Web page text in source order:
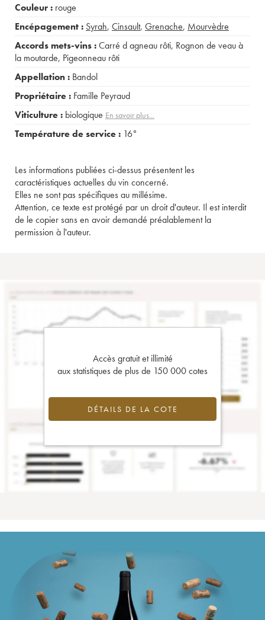
Couleur : rouge
Encépagement : Syrah, Cinsault, Grenache, Mourvèdre
Accords mets-vins :Carré d agneau rôti, Rognon de veau à
la moutarde, Pigeonneau rôti
Appellation : Bandol
Propriétaire : Famille Peyraud
Viticulture : biologique En savoir plus...
Température de service : 16°
Les informations publiées ci-dessus présentent les
caractéristiques actuelles du vin concerné.
Elles ne sont pas spécifiques au millésime.
Attention, ce texte est protégé par un droit d'auteur. Il est interdit
de le copier sans en avoir demandé préalablement la
permission à l'auteur.
Accès gratuit et illimité
aux statistiques de plus de 150 000 cotes
DÉTAILS DE LA COTE